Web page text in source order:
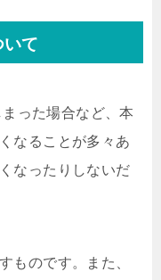
て
った場合など、本
なることが多々あ
なったりしないだ
ものです。また、